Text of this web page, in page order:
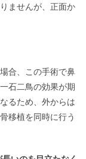
ませんが、正面か
合、この手術で鼻
石二鳥の効果が期
るため、外からは
移植を同時に行う